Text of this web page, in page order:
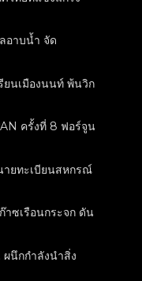
อาบน้ำ จัด
นเมืองนนท์ พ้นวิก
ครั้งที่ 8 ฟอร์จูน
ยทะเบียนสหกรณ์
ซเรือนกระจก ดัน
ผนึกกำลังนำสิ่ง